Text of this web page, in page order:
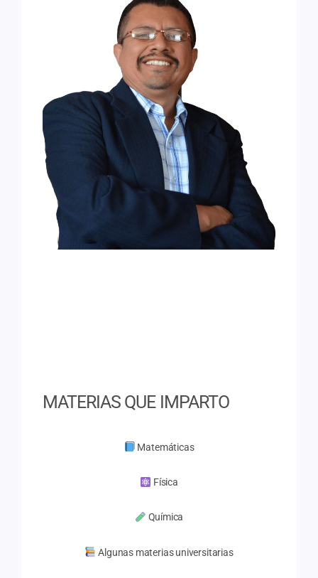
MATERIAS QUE IMPARTO
Matemáticas
Física
Química
Algunas materias universitarias